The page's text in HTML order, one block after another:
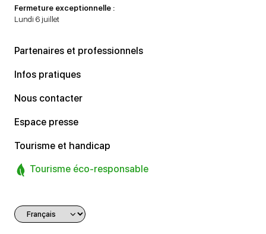
Fermeture exceptionnelle :
Lundi 6 juillet
Partenaires et professionnels
Infos pratiques
Nous contacter
Espace presse
Tourisme et handicap
Tourisme éco-responsable